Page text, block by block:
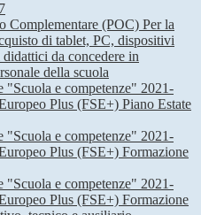
Complementare (POC) Per la
di tablet, PC, dispositivi
da concedere in
della scuola
"Scuola e competenze" 2021-
Plus (FSE+) Piano Estate
"Scuola e competenze" 2021-
Plus (FSE+) Formazione
"Scuola e competenze" 2021-
Plus (FSE+) Formazione